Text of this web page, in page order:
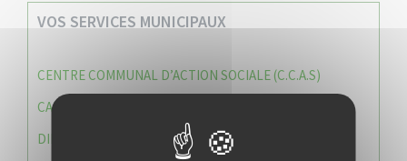
VOS SERVICES MUNICIPAUX
CENTRE COMMUNAL D’ACTION SOCIALE (C.C.A.S)
CAISSE DES ÉCOLES
DIRECTION DES SERVICES TECHNIQUES